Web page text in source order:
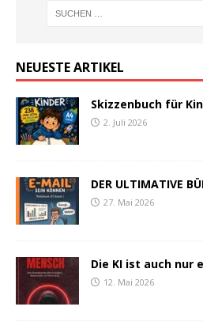
NEUESTE ARTIKEL
Skizzenbuch für
2. Juli 2026
DER ULTIMATIVE
27. Mai 2026
Die KI ist auch nur
12. Mai 2026